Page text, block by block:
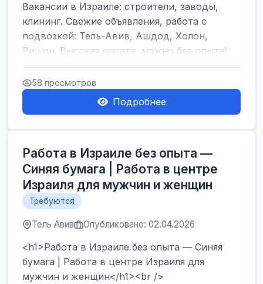
Вакансии в Израиле: строители, заводы,
клининг. Свежие объявления, работа с
подвозкой: Тель-Авив, Ашдод, Холон,
Ришон. Высокая оплата, можно без опыта!
</h1><br />
... 58 просмотров
Подробнее
Работа в Израиле без опыта —
Синяя бумага | Работа в центре
Израиля для мужчин и женщин
Требуются
Тель Авив Опубликовано: 02.04.2026
<h1>Работа в Израиле без опыта — Синяя
бумага | Работа в центре Израиля для
мужчин и женщин</h1><br />